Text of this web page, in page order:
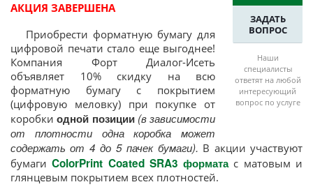
ЗАДАТЬ
ВОПРОС
Наши
специалисты
ответят на любой
интересующий
вопрос по услуге
АКЦИЯ ЗАВЕРШЕНА
Приобрести форматную бумагу для
цифровой печати стало еще выгоднее!
Компания Форт Диалог-Исеть
объявляет 10% скидку на всю
форматную бумагу с покрытием
(цифровую меловку) при покупке от
коробкиодной позиции (в зависимости
от плотности одна коробка может
содержать от 4 до 5 пачек бумаги). В акции участвуют
бумагиColorPrint Coated SRA3 форматас матовым и
глянцевым покрытием всех плотностей.